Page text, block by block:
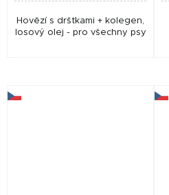
Hovězí s dršťkami + kolegen,
losový olej - pro všechny psy